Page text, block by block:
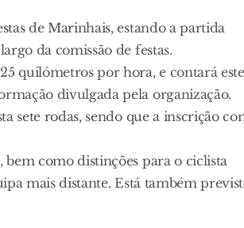
de Marinhais, estando a partida
da comissão de festas.
quilómetros por hora, e contará este
divulgada pela organização.
sete rodas, sendo que a inscrição
como distinções para o ciclista
mais distante. Está também